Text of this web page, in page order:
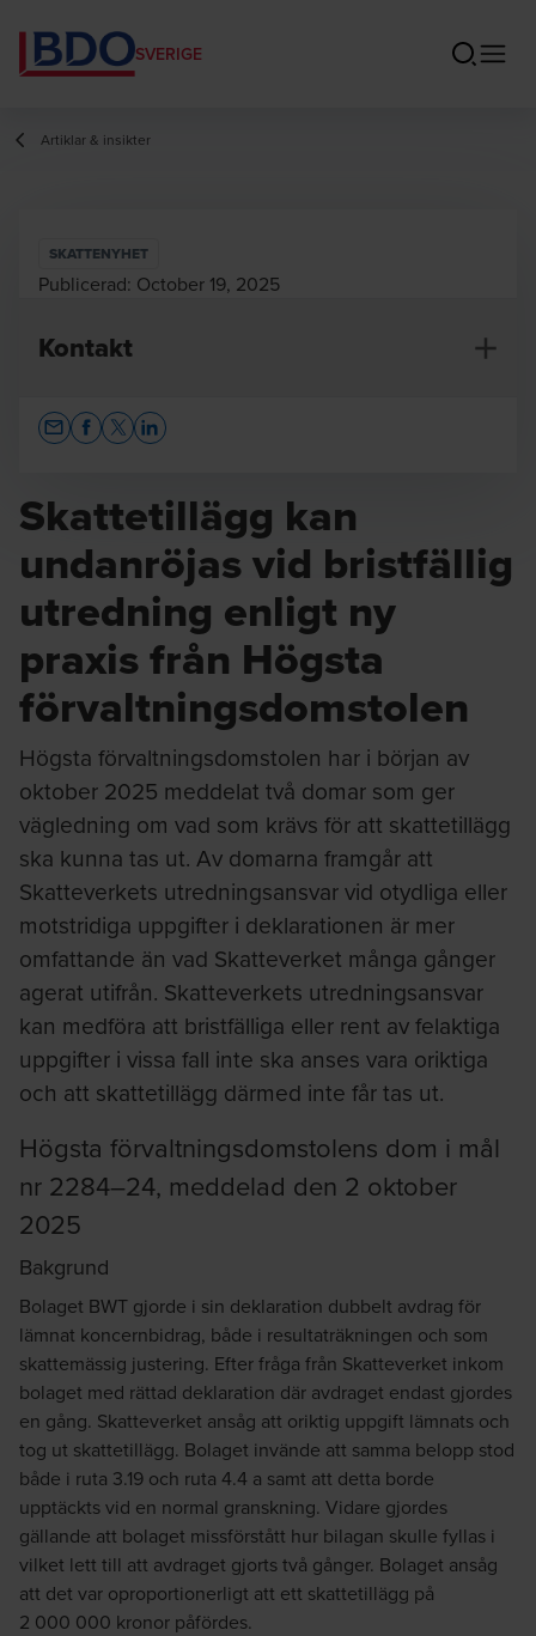
SVERIGE
Artiklar & insikter
Skattetillägg kan
undanröjas vid bristfällig
utredning enligt ny
praxis från Högsta
förvaltningsdomstolen
Högsta förvaltningsdomstolen har i början av
oktober 2025 meddelat två domar som ger
vägledning om vad som krävs för att skattetillägg
ska kunna tas ut. Av domarna framgår att
Skatteverkets utredningsansvar vid otydliga eller
motstridiga uppgifter i deklarationen är mer
omfattande än vad Skatteverket många gånger
agerat utifrån. Skatteverkets utredningsansvar
kan medföra att bristfälliga eller rent av felaktiga
uppgifter i vissa fall inte ska anses vara oriktiga
och att skattetillägg därmed inte får tas ut.
Högsta förvaltningsdomstolens dom i mål
nr 2284–24, meddelad den 2 oktober
2025
Bakgrund
Bolaget BWT gjorde i sin deklaration dubbelt avdrag för
lämnat koncernbidrag, både i resultaträkningen och som
skattemässig justering. Efter fråga från Skatteverket inkom
bolaget med rättad deklaration där avdraget endast gjordes
en gång. Skatteverket ansåg att oriktig uppgift lämnats och
tog ut skattetillägg. Bolaget invände att samma belopp stod
både i ruta 3.19 och ruta 4.4 a samt att detta borde
upptäckts vid en normal granskning. Vidare gjordes
gällande att bolaget missförstått hur bilagan skulle fyllas i
vilket lett till att avdraget gjorts två gånger. Bolaget ansåg
att det var oproportionerligt att ett skattetillägg på
2 000 000 kronor påfördes.
SKATTENYHET
Publicerad: October 19, 2025
Kontakt
Ola Liljemark Ragnar
Skattejurist / Senior Tax Manager
Victor Stålblad
Skattejurist / Tax Partner
Per-Arvid Gustafsson
Skattejurist / Technical Director Tax